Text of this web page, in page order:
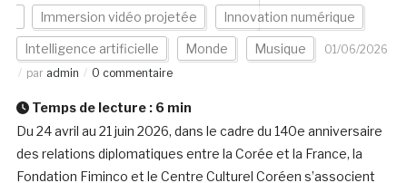
Immersion vidéo projetée Innovation numérique
Intelligence artificielle Monde Musique
01/06/2026
par admin 0 commentaire
Temps de lecture : 6 min
Du 24 avril au 21 juin 2026, dans le cadre du 140e anniversaire
des relations diplomatiques entre la Corée et la France, la
Fondation Fiminco et le Centre Culturel Coréen s’associent